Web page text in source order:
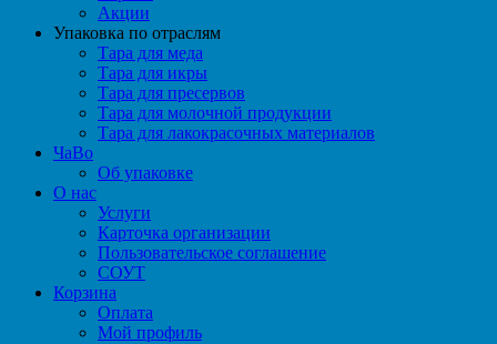
Акции
Упаковка по отраслям
Тара для меда
Тара для икры
Тара для пресервов
Тара для молочной продукции
Тара для лакокрасочных материалов
ЧаВо
Об упаковке
О нас
Услуги
Карточка организации
Пользовательское соглашение
СОУТ
Корзина
Оплата
Мой профиль